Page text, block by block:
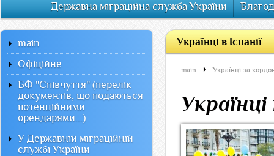
Державна міграційна служба України
Українці в Іспанії
main Українці за
Українці
main
Офiцiйне
БФ "Співчуття" (перелік
документів, що подаються
потенційними
орендарями...)
У Державній міграційній
службі України